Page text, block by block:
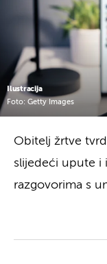
Ilustracija
Foto: Getty Images
Obitelj žrtve
slijedeći upute i
razgovorima s